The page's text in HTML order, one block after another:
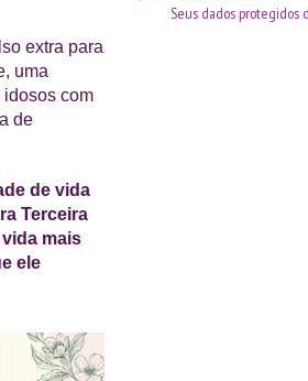
extra para
uma
com
de
de vida
Terceira
mais
ele
Seus dados protegidos